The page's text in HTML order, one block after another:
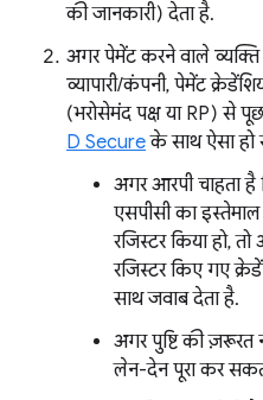
की जानकारी) देता है.
अगर पेमेंट करने वाले व्यक्ति
व्यापारी/कंपनी, पेमेंट
(भरोसेमंद पक्ष या RP) से
D Secureके साथ ऐसा हो
अगर आरपी चाहता है
एसपीसी का
रजिस्टर किया हो,
रजिस्टर किए गए
साथ जवाब देता है.
अगर पुष्टि की ज़रूरत
लेन-देन पूरा कर